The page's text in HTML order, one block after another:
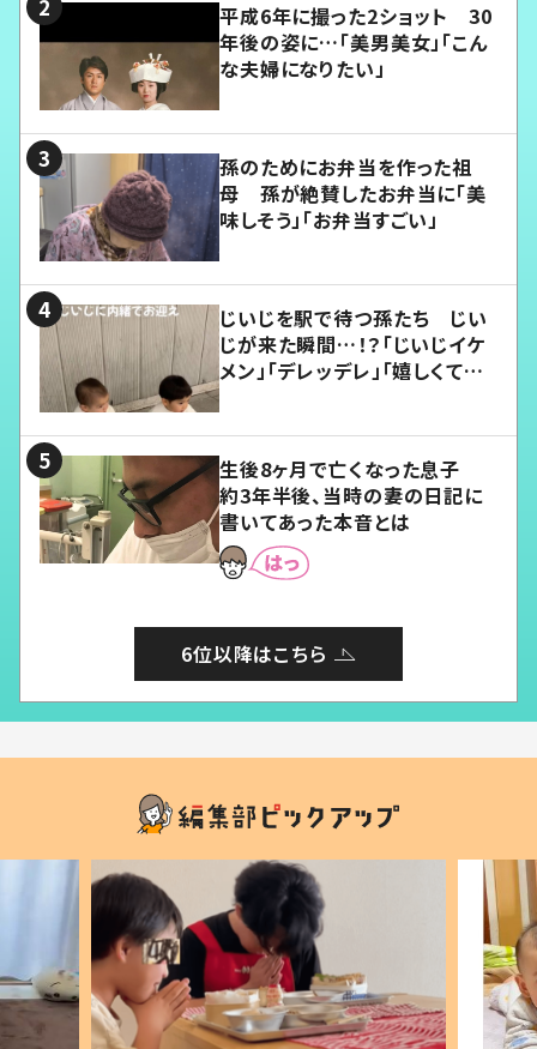
平成6年に撮った2ショット 30
年後の姿に…「美男美女」「こん
な夫婦になりたい」
孫のためにお弁当を作った祖
母 孫が絶賛したお弁当に「美
味しそう」「お弁当すごい」
じいじを駅で待つ孫たち じい
じが来た瞬間…！？「じいじイケ
メン」「デレッデレ」「嬉しくて可
生後8ヶ月で亡くなった息子
約3年半後、当時の妻の日記に
書いてあった本音とは
6位以降はこちら